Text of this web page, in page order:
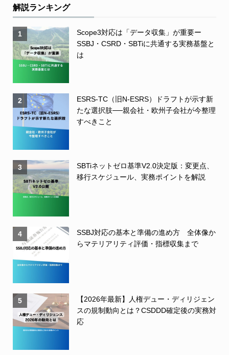
解説ランキング
1
Scope3対応は「データ収集」が重要ー
SSBJ・CSRD・SBTiに共通する実務基盤と
は
2
ESRS-TC（旧N-ESRS）ドラフトが示す新
たな選択肢──親会社・欧州子会社が今整理
すべきこと
3
SBTiネットゼロ基準V2.0決定版：変更点、
移行スケジュール、実務ポイントを解説
4
SSBJ対応の基本と準備の進め方 全体像か
らマテリアリティ評価・指標収集まで
5
【2026年最新】人権デュー・ディリジェン
スの規制動向とは？CSDDD確定後の実務対
応